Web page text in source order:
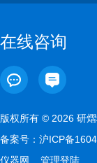
在线咨询
版权所有 © 2026 研
备案号： 沪ICP备
仪器网
管理登陆